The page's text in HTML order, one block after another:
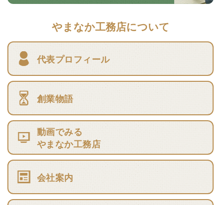
やまなか工務店について
代表プロフィール
創業物語
動画でみる
やまなか工務店
会社案内